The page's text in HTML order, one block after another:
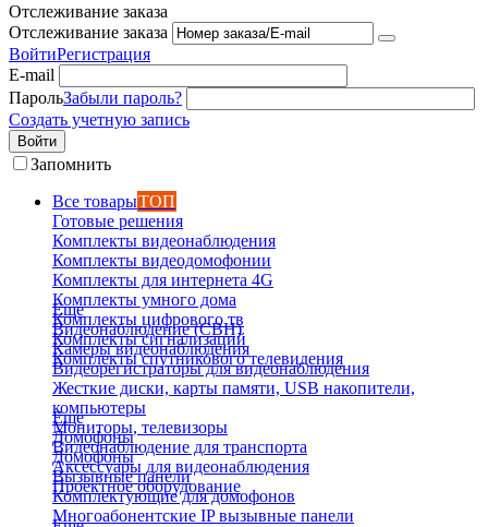
Отслеживание заказа
Отслеживание заказа
ВойтиРегистрация
E-mail
ПарольЗабыли пароль?
Создать учетную запись
Войти
Запомнить
Все товарыТОП
Готовые решения
Комплекты видеонаблюдения
Комплекты видеодомофонии
Комплекты для интернета 4G
Комплекты умного дома
Комплекты цифрового тв
Комплекты сигнализаций
Комплекты спутникового телевидения
Еще
Видеонаблюдение (СВН)
Камеры видеонаблюдения
Видеорегистраторы для видеонаблюдения
Жесткие диски, карты памяти, USB накопители,
компьютеры
Мониторы, телевизоры
Видеонаблюдение для транспорта
Аксессуары для видеонаблюдения
Проектное оборудование
Еще
Домофоны
Домофоны
Вызывные панели
Комплектующие для домофонов
Многоабонентские IP вызывные панели